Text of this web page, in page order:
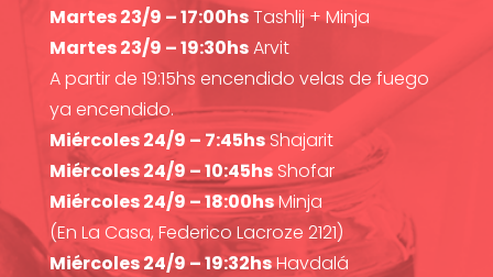
Martes 23/9 – 17:00hsTashlij + Minja
Martes 23/9 – 19:30hsArvit
A partir de 19:15hs encendido velas de fuego
ya encendido.
Miércoles 24/9 – 7:45hsShajarit
Miércoles 24/9 – 10:45hsShofar
Miércoles 24/9 – 18:00hsMinja
(En La Casa, Federico Lacroze 2121)
Miércoles 24/9 – 19:32hsHavdalá